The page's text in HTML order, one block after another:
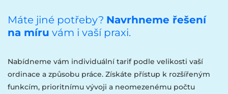
Máte jiné potřeby? Navrhneme řešení
na míru vám i vaší praxi.
Nabídneme vám individuální tarif podle velikosti vaší
ordinace a způsobu práce. Získáte přístup k rozšířeným
funkcím, prioritnímu vývoji a neomezenému počtu